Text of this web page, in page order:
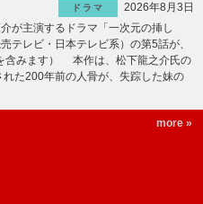
ドラマ
2026年8月3日
が主演するドラマ「一次元の挿し
テレビ・日本テレビ系）の第5話が、
含みます） 本作は、松下龍之介氏の
た200年前の人骨が、失踪した妹の
more »